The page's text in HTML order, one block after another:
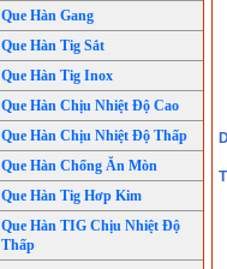
Que Hàn Gang
Que Hàn Tig Sắt
Que Hàn Tig Inox
Que Hàn Chịu Nhiệt Độ Cao
Que Hàn Chịu Nhiệt Độ Thấp
Que Hàn Chống Ăn Mòn
Que Hàn Tig Hơp Kim
Que Hàn TIG Chịu Nhiệt Độ
Thấp